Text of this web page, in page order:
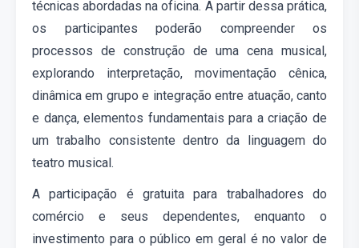
técnicas abordadas na oficina. A partir dessa prática,
os participantes poderão compreender os
processos de construção de uma cena musical,
explorando interpretação, movimentação cênica,
dinâmica em grupo e integração entre atuação, canto
e dança, elementos fundamentais para a criação de
um trabalho consistente dentro da linguagem do
teatro musical.
A participação é gratuita para trabalhadores do
comércio e seus dependentes, enquanto o
investimento para o público em geral éno valor de